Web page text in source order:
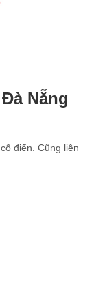
Nẵng
điển. Cũng liên